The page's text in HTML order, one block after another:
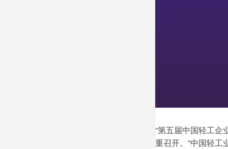
“第五届中国轻工企
重召开。“中国轻工